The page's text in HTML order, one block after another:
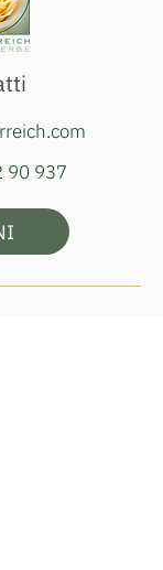
90 937